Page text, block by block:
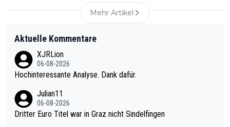
Mehr Artikel
Aktuelle Kommentare
XJRLion
06-08-2026
Hochinteressante Analyse. Dank dafür.
Julian11
06-08-2026
Dritter Euro Titel war in Graz nicht Sindelfingen